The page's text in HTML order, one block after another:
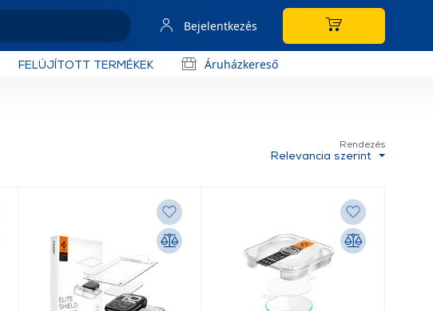
Bejelentkezés
FELÚJÍTOTT TERMÉKEK Áruházkereső
Rendezés
Relevancia szerint